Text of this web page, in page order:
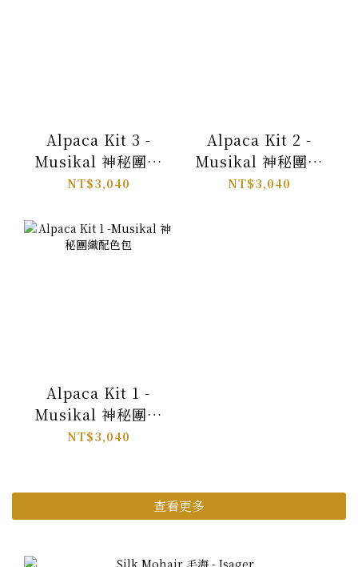
Alpaca Kit 3 -
Musikal 神秘團織
配色包
NT$3,040
Alpaca Kit 2 -
Musikal 神秘團織
配色包
NT$3,040
Alpaca Kit 1 -
Musikal 神秘團織
配色包
NT$3,040
查看更多